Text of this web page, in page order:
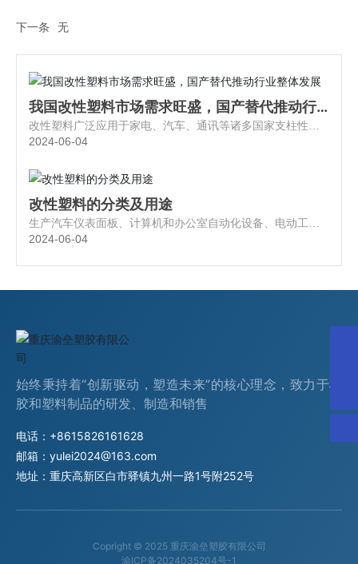
下一条 无
我国改性塑料市场需求旺盛，国产替代推动行
业整体发展
改性塑料广泛应用于家电、汽车、通讯等诸多国家支柱性产
业和新兴行业，改性塑料的下游应用领域包括家电、汽车、
2024-06-04
改性塑料的分类及用途
生产汽车仪表面板、计算机和办公室自动化设备、电动工具
外壳、蜂窝电话等；
2024-06-04
始终秉持着“创新驱动，塑造未来”的核心理念，致力于橡
胶和塑料制品的研发、制造和销售
电话： +8615826161628
邮箱： yulei2024@163.com
地址：重庆高新区白市驿镇九州一路1号附252号
Copright © 2025 重庆渝垒塑胶有限公司
渝ICP备2024035204号-1
+86 15826161628